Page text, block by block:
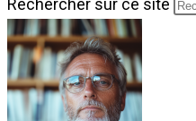
Rechercher sur ce site